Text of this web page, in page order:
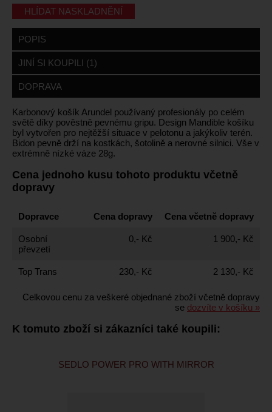
HLÍDAT NASKLADNĚNÍ
POPIS
JINÍ SI KOUPILI (1)
DOPRAVA
Karbonový košík Arundel používaný profesionály po celém
světě díky pověstně pevnému gripu. Design Mandible košíku
byl vytvořen pro nejtěžší situace v pelotonu a jakýkoliv terén.
Bidon pevně drží na kostkách, šotolině a nerovné silnici. Vše v
extrémně nízké váze 28g.
Cena jednoho kusu tohoto produktu včetně
dopravy
Dopravce Cena dopravy Cena včetně dopravy
Osobní
převzetí
0,- Kč 1 900,- Kč
Top Trans 230,- Kč 2 130,- Kč
Celkovou cenu za veškeré objednané zboží včetně dopravy
se dozvíte v košíku »
K tomuto zboží si zákazníci také koupili:
SEDLO POWER PRO WITH MIRROR